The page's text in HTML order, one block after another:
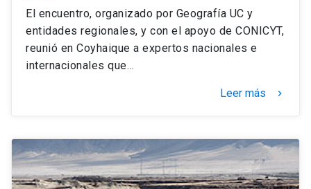
El encuentro, organizado por Geografía UC y
entidades regionales, y con el apoyo de CONICYT,
reunió en Coyhaique a expertos nacionales e
internacionales que…
Leer más keyboard_arrow_right